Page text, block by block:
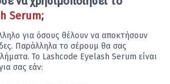
Serum;
για όσους θέλουν να αποκτήσουν
Παράλληλα το σέρουμ θα σας
Το Lashcode Eyelash Serum είναι
σας εάν: